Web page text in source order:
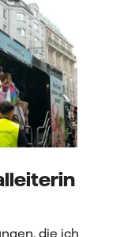
die ich